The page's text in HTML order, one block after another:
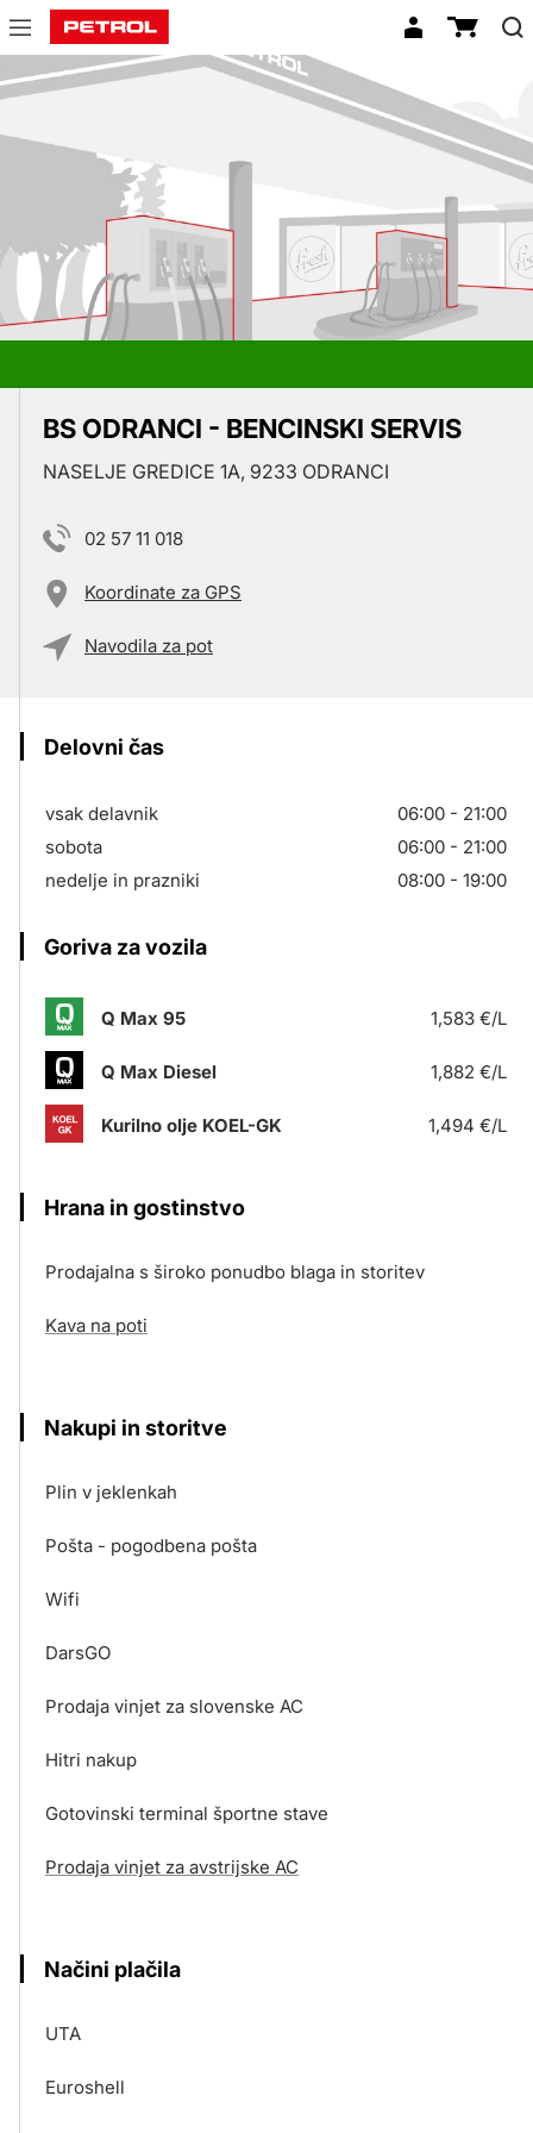
Prodajna
mesta
BS ODRANCI - BENCINSKI SERVIS
NASELJE GREDICE 1A, 9233 ODRANCI
02 57 11 018
Koordinate za GPS
Navodila za pot
Delovni čas
vsak delavnik
06:00 - 21:00
sobota
06:00 - 21:00
nedelje in prazniki
08:00 - 19:00
Goriva za vozila
Q Max 95 1,583 €/L
Q Max Diesel 1,882 €/L
Kurilno olje KOEL-GK 1,494 €/L
Hrana in gostinstvo
Prodajalna s široko ponudbo blaga in storitev
Kava na poti
Nakupi in storitve
Plin v jeklenkah
Pošta - pogodbena pošta
Wifi
DarsGO
Prodaja vinjet za slovenske AC
Hitri nakup
Gotovinski terminal športne stave
Prodaja vinjet za avstrijske AC
Načini plačila
UTA
Euroshell